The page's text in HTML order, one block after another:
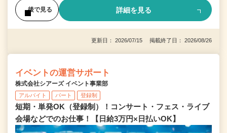
後で見る 詳細を見る
更新日： 2026/07/15 掲載終了日： 2026/08/26
イベントの運営サポート
株式会社シアーズ イベント事業部
アルバイト パート 登録制
短期・単発OK（登録制）！コンサート・フェス・ライブ
会場などでのお仕事！【日給3万円×日払いOK】